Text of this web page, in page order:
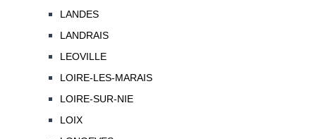
LANDES
LANDRAIS
LEOVILLE
LOIRE-LES-MARAIS
LOIRE-SUR-NIE
LOIX